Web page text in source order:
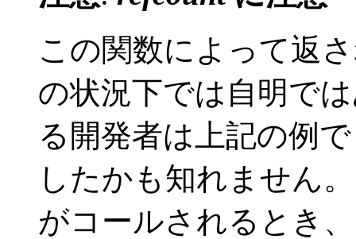
この関数によって返
の状況下では自明で
る開発者は上記の例
したかも知れません
がコールされるとき